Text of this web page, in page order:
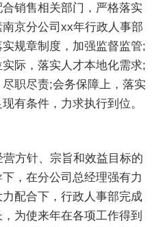
销售相关部门，严格落实
京分公司xx年行政人事部
规章制度，加强监督监管;
际，落实人才本地化需求;
职尽责;会务保障上，落实
有条件，力求执行到位。
方针、宗旨和效益目标的
，在分公司总经理强有力
配合下，行政人事部完成
为使来年在各项工作得到